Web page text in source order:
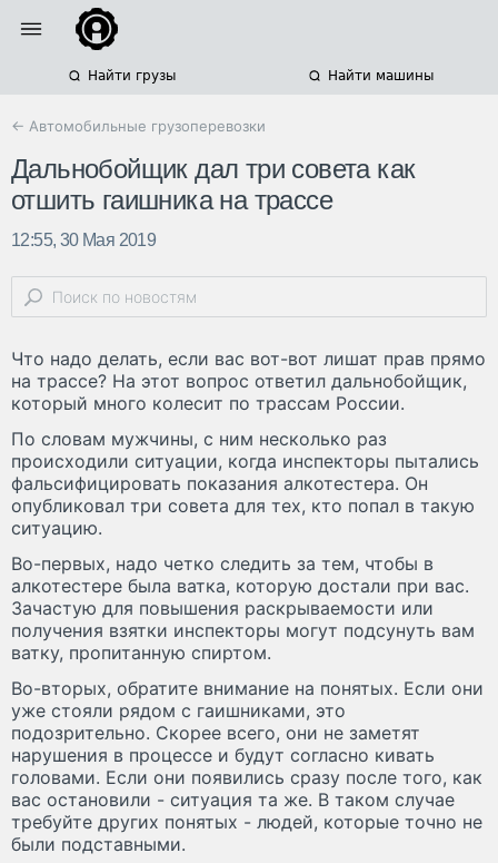
Найти грузы Найти машины
← Автомобильные грузоперевозки
Дальнобойщик дал три совета как
отшить гаишника на трассе
12:55, 30 Мая 2019
Что надо делать, если вас вот-вот лишат прав прямо
на трассе? На этот вопрос ответил дальнобойщик,
который много колесит по трассам России.
По словам мужчины, с ним несколько раз
происходили ситуации, когда инспекторы пытались
фальсифицировать показания алкотестера. Он
опубликовал три совета для тех, кто попал в такую
ситуацию.
Во-первых, надо четко следить за тем, чтобы в
алкотестере была ватка, которую достали при вас.
Зачастую для повышения раскрываемости или
получения взятки инспекторы могут подсунуть вам
ватку, пропитанную спиртом.
Во-вторых, обратите внимание на понятых. Если они
уже стояли рядом с гаишниками, это
подозрительно. Скорее всего, они не заметят
нарушения в процессе и будут согласно кивать
головами. Если они появились сразу после того, как
вас остановили - ситуация та же. В таком случае
требуйте других понятых - людей, которые точно не
были подставными.